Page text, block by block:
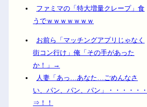
ファミマの「特大増量クレープ」食
うでｗｗｗｗｗｗｗ
お前ら「マッチングアプリじゃなく
街コン行け」俺「その手があった
か！」→
人妻「あっ…あなた…ごめんなさ
い、パン、パン、パン」・・・・・・
⇒！！